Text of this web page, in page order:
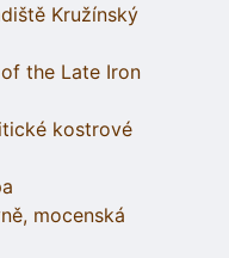
Kružínský
the Late Iron
kostrové
mocenská